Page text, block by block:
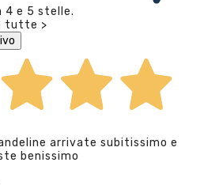
4 e 5 stelle.
tutte >
arrivate subitissimo e
benissimo